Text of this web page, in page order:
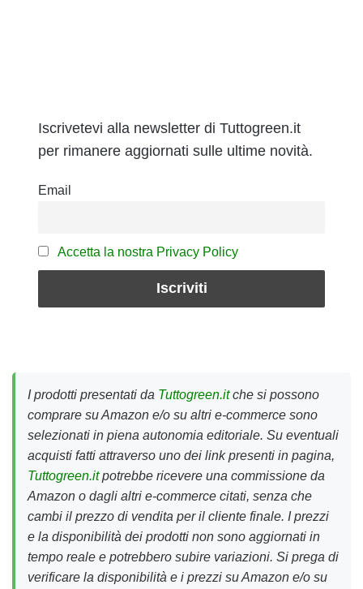
Iscrivetevi alla newsletter di Tuttogreen.it
per rimanere aggiornati sulle ultime novità.
Email
Accetta la nostra Privacy Policy
I prodotti presentati da Tuttogreen.itche si possono
comprare su Amazon e/o su altri e-commerce sono
selezionati in piena autonomia editoriale. Su eventuali
acquisti fatti attraverso uno dei link presenti in pagina,
Tuttogreen.itpotrebbe ricevere una commissione da
Amazon o dagli altri e-commerce citati, senza che
cambi il prezzo di vendita per il cliente finale. I prezzi
e la disponibilità dei prodotti non sono aggiornati in
tempo reale e potrebbero subire variazioni. Si prega di
verificare la disponibilità e i prezzi su Amazon e/o su